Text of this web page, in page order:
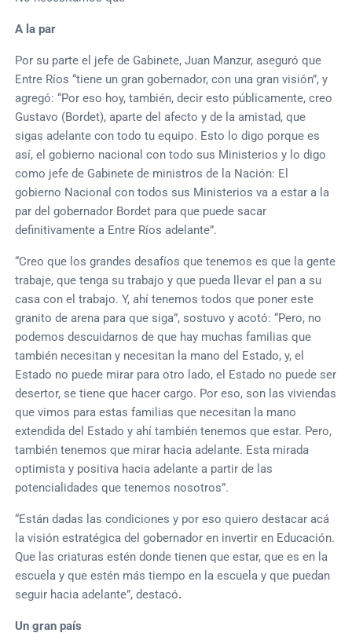
A la par
Por su parte el jefe de Gabinete, Juan Manzur, aseguró que
Entre Ríos “tiene un gran gobernador, con una gran visión”, y
agregó: “Por eso hoy, también, decir esto públicamente, creo
Gustavo (Bordet), aparte del afecto y de la amistad, que
sigas adelante con todo tu equipo. Esto lo digo porque es
así, el gobierno nacional con todo sus Ministerios y lo digo
como jefe de Gabinete de ministros de la Nación: El
gobierno Nacional con todos sus Ministerios va a estar a la
par del gobernador Bordet para que puede sacar
definitivamente a Entre Ríos adelante”.
“Creo que los grandes desafíos que tenemos es que la gente
trabaje, que tenga su trabajo y que pueda llevar el pan a su
casa con el trabajo. Y, ahí tenemos todos que poner este
granito de arena para que siga”, sostuvo y acotó: “Pero, no
podemos descuidarnos de que hay muchas familias que
también necesitan y necesitan la mano del Estado, y, el
Estado no puede mirar para otro lado, el Estado no puede ser
desertor, se tiene que hacer cargo. Por eso, son las viviendas
que vimos para estas familias que necesitan la mano
extendida del Estado y ahí también tenemos que estar. Pero,
también tenemos que mirar hacia adelante. Esta mirada
optimista y positiva hacia adelante a partir de las
potencialidades que tenemos nosotros”.
“Están dadas las condiciones y por eso quiero destacar acá
la visión estratégica del gobernador en invertir en Educación.
Que las criaturas estén donde tienen que estar, que es en la
escuela y que estén más tiempo en la escuela y que puedan
seguir hacia adelante”, destacó.
Un gran país